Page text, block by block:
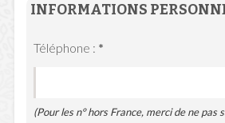
INFORMATIONS
Téléphone : *
(Pour les n° hors France, merci de ne pas